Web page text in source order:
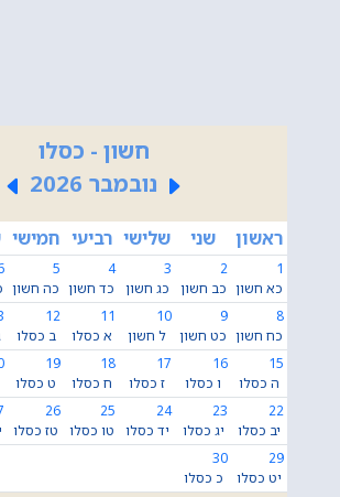
חשון - כסלו
נובמבר 2026
ראשון שני שלישי רביעי חמישי
1
כא חשון
2
כב חשון
3
כג חשון
4
כד חשון
5
כה חשון
8
כח חשון
9
כט חשון
10
ל חשון
11
א כסלו
12
ב כסלו
15
ה כסלו
16
ו כסלו
17
ז כסלו
18
ח כסלו
19
ט כסלו
22
יב כסלו
23
יג כסלו
24
יד כסלו
25
טו כסלו
26
טז כסלו
29
יט כסלו
30
כ כסלו